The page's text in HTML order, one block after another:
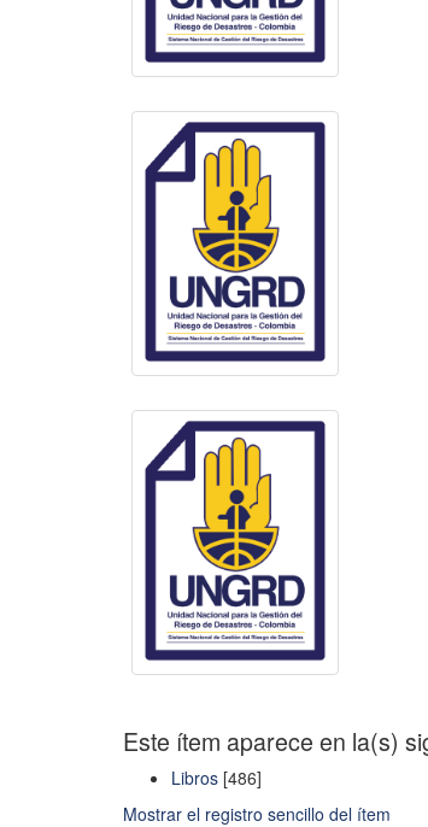
Este ítem aparece en la(s)
Libros [486]
Mostrar el registro sencillo del ítem